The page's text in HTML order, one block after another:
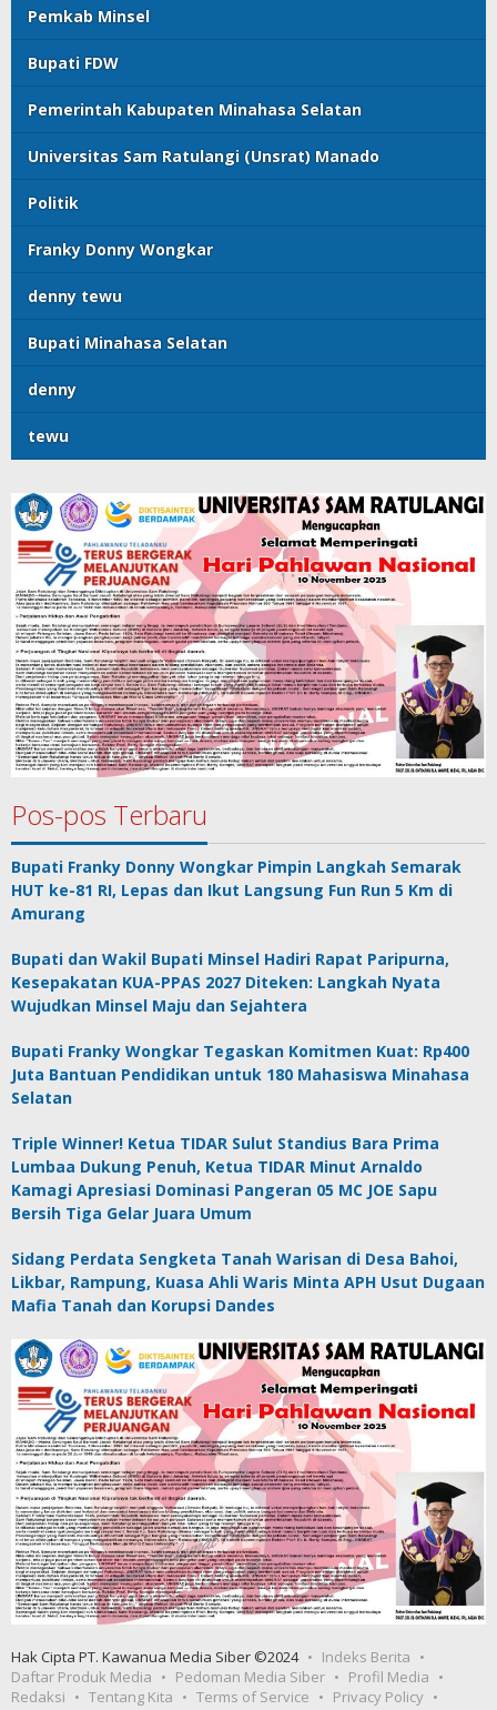
Pemkab Minsel
Bupati FDW
Pemerintah Kabupaten Minahasa Selatan
Universitas Sam Ratulangi (Unsrat) Manado
Politik
Franky Donny Wongkar
denny tewu
Bupati Minahasa Selatan
denny
tewu
Pos-pos Terbaru
Bupati Franky Donny Wongkar Pimpin Langkah Semarak
HUT ke-81 RI, Lepas dan Ikut Langsung Fun Run 5 Km di
Amurang
Bupati dan Wakil Bupati Minsel Hadiri Rapat Paripurna,
Kesepakatan KUA-PPAS 2027 Diteken: Langkah Nyata
Wujudkan Minsel Maju dan Sejahtera
Bupati Franky Wongkar Tegaskan Komitmen Kuat: Rp400
Juta Bantuan Pendidikan untuk 180 Mahasiswa Minahasa
Selatan
Triple Winner! Ketua TIDAR Sulut Standius Bara Prima
Lumbaa Dukung Penuh, Ketua TIDAR Minut Arnaldo
Kamagi Apresiasi Dominasi Pangeran 05 MC JOE Sapu
Bersih Tiga Gelar Juara Umum
Sidang Perdata Sengketa Tanah Warisan di Desa Bahoi,
Likbar, Rampung, Kuasa Ahli Waris Minta APH Usut Dugaan
Mafia Tanah dan Korupsi Dandes
Hak Cipta PT. Kawanua Media Siber ©2024
Indeks Berita
Daftar Produk Media
Pedoman Media Siber
Profil Media
Redaksi
Tentang Kita Terms of Service
Privacy Policy